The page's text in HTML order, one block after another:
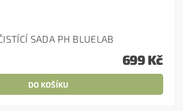
SADA PH BLUELAB
699 Kč